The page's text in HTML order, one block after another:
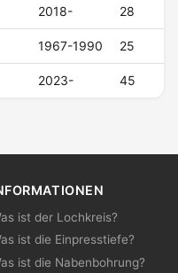
2018- 28
1967-1990 25
2023- 45
ist der Lochkreis?
ist die Einpresstiefe?
ist die Nabenbohrung?